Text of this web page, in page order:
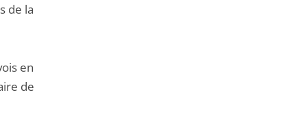
de la
en
de